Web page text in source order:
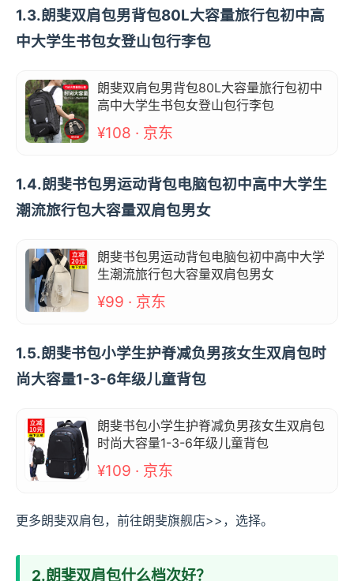
1.3.朗斐双肩包男背包80L大容量旅行包初中高
中大学生书包女登山包行李包
朗斐双肩包男背包80L大容量旅行包初中
高中大学生书包女登山包行李包
¥108 · 京东
1.4.朗斐书包男运动背包电脑包初中高中大学生
潮流旅行包大容量双肩包男女
朗斐书包男运动背包电脑包初中高中大学
生潮流旅行包大容量双肩包男女
¥99 · 京东
1.5.朗斐书包小学生护脊减负男孩女生双肩包时
尚大容量1-3-6年级儿童背包
朗斐书包小学生护脊减负男孩女生双肩包
时尚大容量1-3-6年级儿童背包
¥109 · 京东
更多朗斐双肩包，前往朗斐旗舰店>>，选择。
2.朗斐双肩包什么档次好？